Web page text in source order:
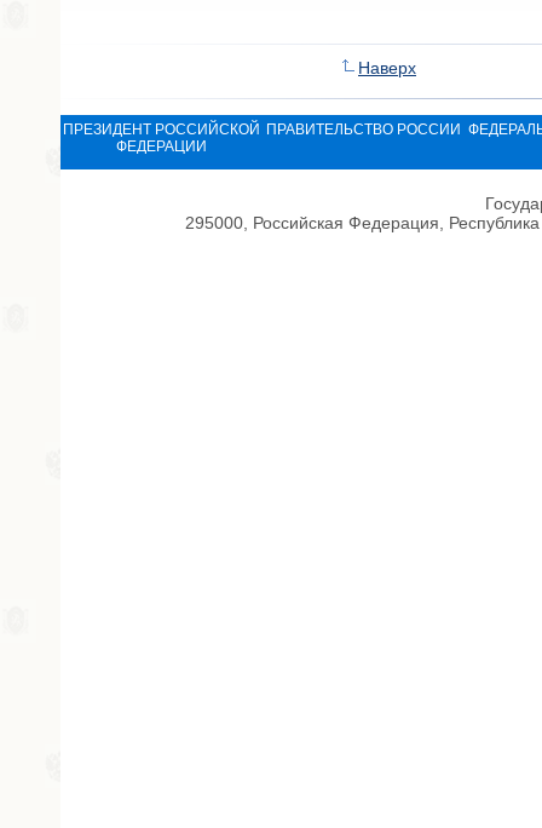
Наверх
ПРЕЗИДЕНТ РОССИЙСКОЙ
ФЕДЕРАЦИИ
ПРАВИТЕЛЬСТВО РОССИИ
295000, Российская Федерация,